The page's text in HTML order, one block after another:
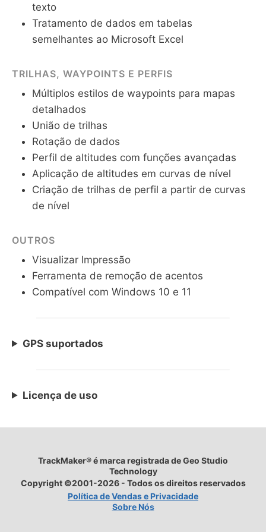
texto
Tratamento de dados em tabelas
semelhantes ao Microsoft Excel
TRILHAS, WAYPOINTS E PERFIS
Múltiplos estilos de waypoints para mapas
detalhados
União de trilhas
Rotação de dados
Perfil de altitudes com funções avançadas
Aplicação de altitudes em curvas de nível
Criação de trilhas de perfil a partir de curvas
de nível
OUTROS
Visualizar Impressão
Ferramenta de remoção de acentos
Compatível com Windows 10 e 11
GPS suportados
Licença de uso
TrackMaker® é marca registrada de Geo Studio
Technology
Copyright ©2001-2026 - Todos os direitos reservados
Política de Vendas e Privacidade
Sobre Nós